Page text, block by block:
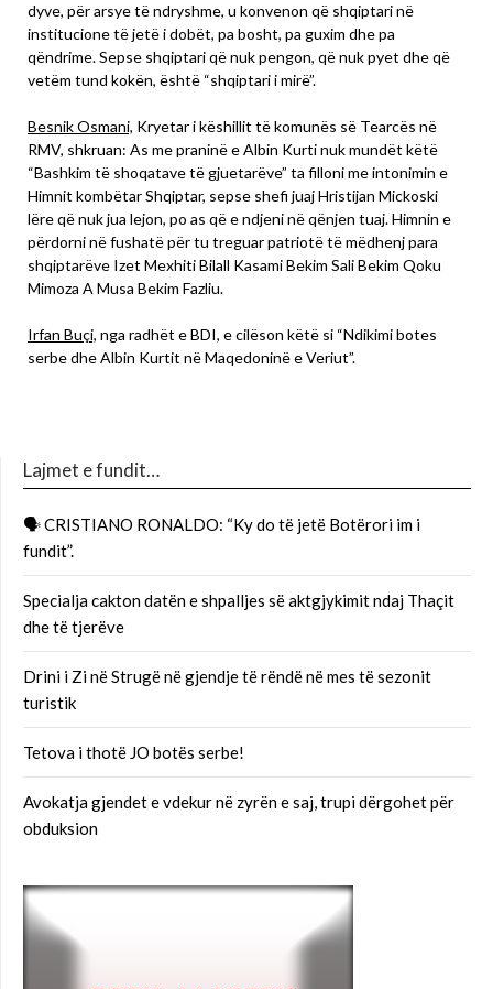
dyve, për arsye të ndryshme, u konvenon që shqiptari në
institucione të jetë i dobët, pa bosht, pa guxim dhe pa
qëndrime. Sepse shqiptari që nuk pengon, që nuk pyet dhe që
vetëm tund kokën, është “shqiptari i mirë”.
Besnik Osmani, Kryetar i këshillit të komunës së Tearcës në
RMV, shkruan: As me praninë e Albin Kurti nuk mundët këtë
“Bashkim të shoqatave të gjuetarëve” ta filloni me intonimin e
Himnit kombëtar Shqiptar, sepse shefi juaj Hristijan Mickoski
lëre që nuk jua lejon, po as që e ndjeni në qënjen tuaj. Himnin e
përdorni në fushatë për tu treguar patriotë të mëdhenj para
shqiptarëve Izet Mexhiti Bilall Kasami Bekim Sali Bekim Qoku
Mimoza A Musa Bekim Fazliu.
Irfan Buçi, nga radhët e BDI, e cilëson këtë si “Ndikimi botes
serbe dhe Albin Kurtit në Maqedoninë e Veriut”.
Lajmet e fundit…
🗣 CRISTIANO RONALDO: “Ky do të jetë Botërori im i
fundit”.
Specialja cakton datën e shpalljes së aktgjykimit ndaj Thaçit
dhe të tjerëve
Drini i Zi në Strugë në gjendje të rëndë në mes të sezonit
turistik
Tetova i thotë JO botës serbe!
Avokatja gjendet e vdekur në zyrën e saj, trupi dërgohet për
obduksion